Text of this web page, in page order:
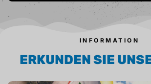
INFORMATION
ERKUNDEN SIE